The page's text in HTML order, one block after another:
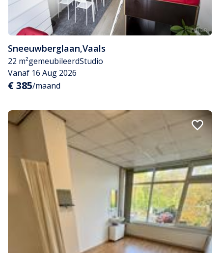
Sneeuwberglaan,Vaals
22 m²gemeubileerdStudio
Vanaf 16 Aug 2026
€ 385/maand